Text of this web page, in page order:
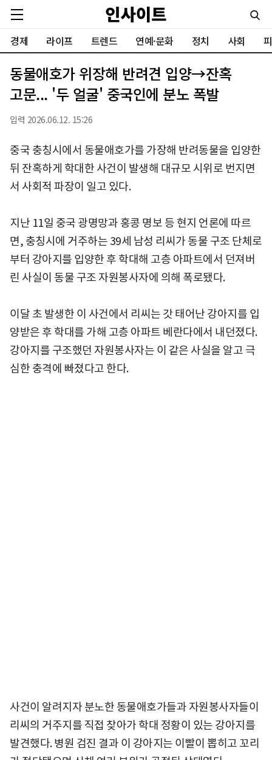
경제 라이프 트렌드 연예·문화 정치 사회
동물애호가 위장해 반려견 입양→잔혹
고문... '두 얼굴' 중국인에 분노 폭발
입력 2026.06.12. 15:26
중국 충칭시에서 동물애호가를 가장해 반려동물을 입양한
뒤 잔혹하게 학대한 사건이 발생해 대규모 시위로 번지면
서 사회적 파장이 일고 있다.
지난 11일 중국 광명망과 홍콩 명보 등 현지 언론에 따르
면, 충칭시에 거주하는 39세 남성 리씨가 동물 구조 단체로
부터 강아지를 입양한 후 학대해 고층 아파트에서 던져버
린 사실이 동물 구조 자원봉사자에 의해 폭로됐다.
이달 초 발생한 이 사건에서 리씨는 갓 태어난 강아지를 입
양받은 후 학대를 가해 고층 아파트 베란다에서 내던졌다.
강아지를 구조했던 자원봉사자는 이 같은 사실을 알고 극
심한 충격에 빠졌다고 한다.
사건이 알려지자 분노한 동물애호가들과 자원봉사자들이
리씨의 거주지를 직접 찾아가 학대 정황이 있는 강아지를
발견했다. 병원 검진 결과 이 강아지는 이빨이 뽑히고 꼬리